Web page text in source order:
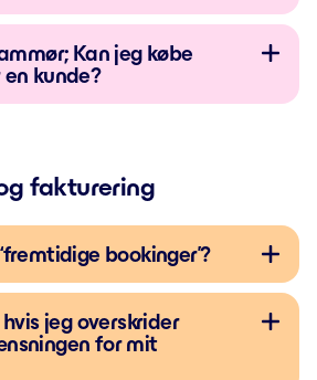
Kan jeg købe
kunde?
fakturering
bookinger’?
jeg overskrider
for mit